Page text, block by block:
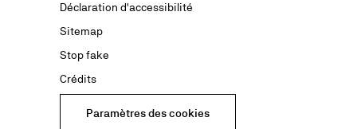
Déclaration d'accessibilité
Sitemap
Stop fake
Crédits
Paramètres des cookies